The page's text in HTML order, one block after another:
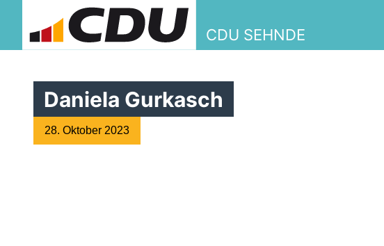
CDU SEHNDE
Daniela Gurkasch
28. Oktober 2023